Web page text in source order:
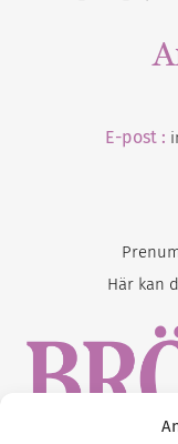
E-post :
Här kan